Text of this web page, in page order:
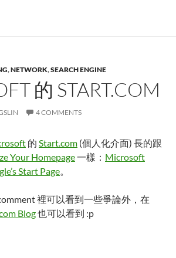
,NETWORK,SEARCH ENGINE
的 START.COM
4 COMMENTS
的 Start.com (個人化介面) 長的跟
Your Homepage一樣： Microsoft
Start Page。
裡可以看到一些爭論外，在
Blog也可以看到 :p